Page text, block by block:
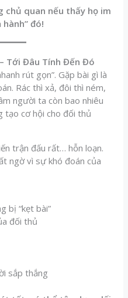
chủ quan nếu thấy họ im
đó!
– Tới Đâu Tính Đến Đó
rút gọn”. Gặp bài gì là
Rác thì xả, đôi thì ném,
người ta còn bao nhiêu
tạo cơ hội cho đối thủ
trận đấu rất… hỗn loạn.
ngờ vì sự khó đoán của
bị “kẹt bài”
đối thủ
sắp thắng